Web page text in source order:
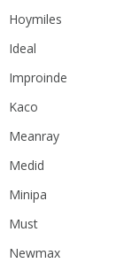
Hoymiles
Ideal
Improinde
Kaco
Meanray
Medid
Minipa
Must
Newmax